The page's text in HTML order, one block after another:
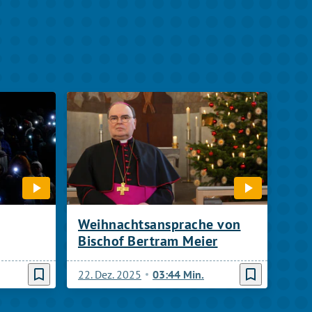
bookmark_border
Weihnachtsansprache von
Bischof Bertram Meier
22. Dez. 2025 03:44 Min. bookmark_border